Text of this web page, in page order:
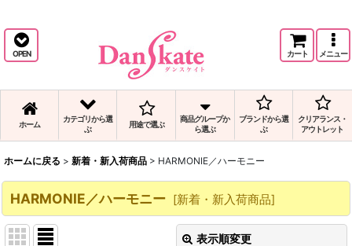
OPEN カート メニュー
ホーム
カテゴリから選
ぶ
用途で選ぶ
商品グループか
ら選ぶ
ブランドから選
ぶ
クリアランス・
アウトレット
ホームに戻る > 新着・新入荷商品 > HARMONIE／ハーモニー
HARMONIE／ハーモニー [新着・新入荷商品]
表示順変更